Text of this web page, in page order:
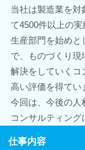
当社は製造業を対
て4500件以上の実
生産部門を始めと
で、ものづくり現
解決をしていくコ
高い評価を得てい
今回は、今後の人
コンサルティング
仕事内容